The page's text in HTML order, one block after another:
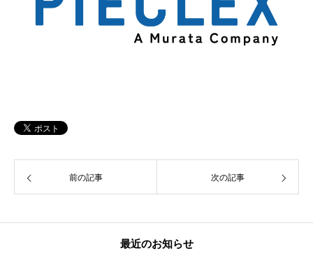
前の記事 次の記事
最近のお知らせ